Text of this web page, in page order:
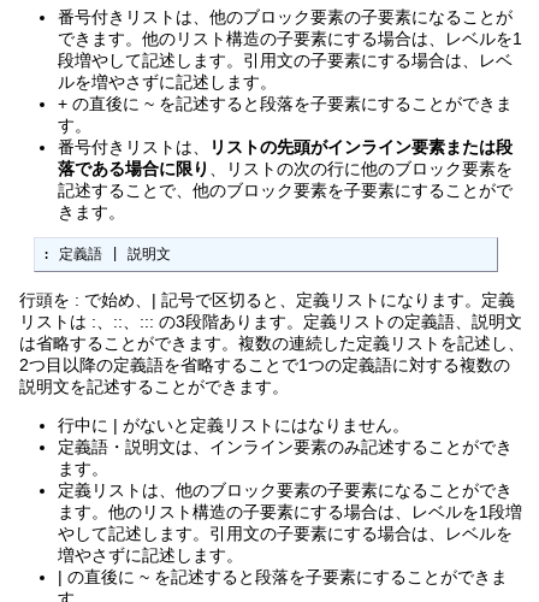
番号付きリストは、他のブロック要素の子要素になることが
できます。他のリスト構造の子要素にする場合は、レベルを1
段増やして記述します。引用文の子要素にする場合は、レベ
ルを増やさずに記述します。
+ の直後に ~ を記述すると段落を子要素にすることができま
す。
番号付きリストは、
リストの先頭がインライン要素または段
落である場合に限り
、リストの次の行に他のブロック要素を
記述することで、他のブロック要素を子要素にすることがで
きます。
: 定義語 | 説明文
行頭を : で始め、| 記号で区切ると、定義リストになります。定義
リストは :、::、::: の3段階あります。定義リストの定義語、説明文
は省略することができます。複数の連続した定義リストを記述し、
2つ目以降の定義語を省略することで1つの定義語に対する複数の
説明文を記述することができます。
行中に | がないと定義リストにはなりません。
定義語・説明文は、インライン要素のみ記述することができ
ます。
定義リストは、他のブロック要素の子要素になることができ
ます。他のリスト構造の子要素にする場合は、レベルを1段増
やして記述します。引用文の子要素にする場合は、レベルを
増やさずに記述します。
| の直後に ~ を記述すると段落を子要素にすることができま